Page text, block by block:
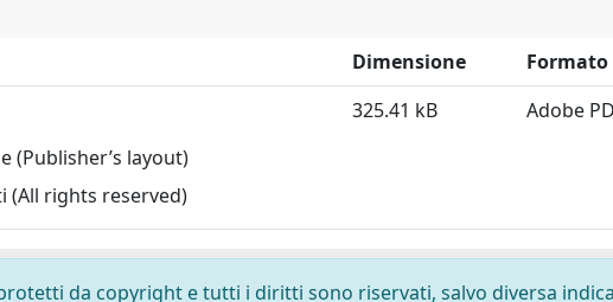
Dimensione
Formato
(Publisher’s layout)
(All rights reserved)
325.41 kB Adobe
da copyright e tutti i diritti sono riservati, salvo diversa